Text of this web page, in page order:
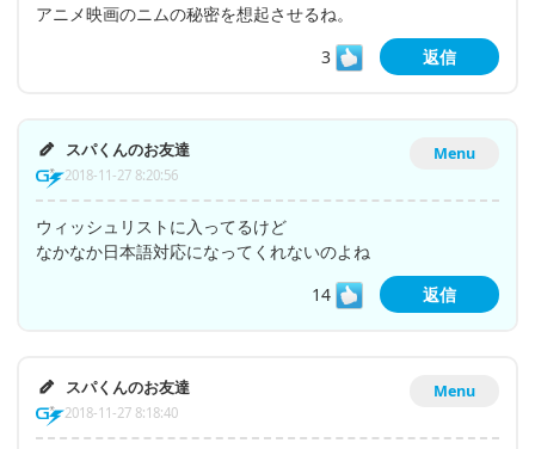
アニメ映画のニムの秘密を想起させるね。
3
返信
Menu
スパくんのお友達
2018-11-27 8:20:56
ウィッシュリストに入ってるけど
なかなか日本語対応になってくれないのよね
14
返信
Menu
スパくんのお友達
2018-11-27 8:18:40